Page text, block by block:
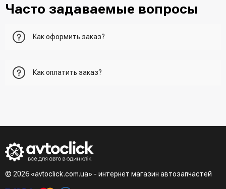
Часто задаваемые вопросы
Как оформить заказ?
корзину и указать всю необходимую информацию о
наберет менеджер для подтверждения и уточнения данных.
Третий вариант - сделать заказ по телефонном режиме
при разговоре с менеджером
Четвертый вариант - заказать через доступные
Как оплатить заказ?
- LiqPay при оформлении заказа через корзину
© 2026 «avtoclick.com.ua» - интернет магазин автозапчастей